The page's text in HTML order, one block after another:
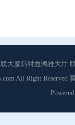
大厦斜对面鸿雅大厅
All Right Reserved